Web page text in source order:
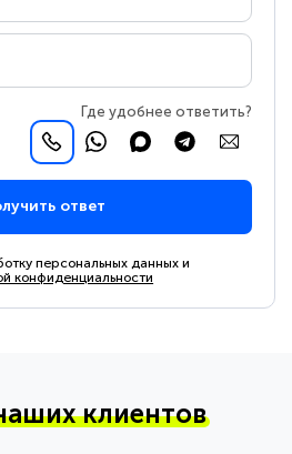
Где удобнее ответить?
ответ
персональных данных и
конфиденциальности
клиентов